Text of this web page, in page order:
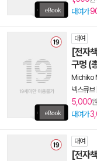
대여가
대여
[전자
구멍 (
Michiko
넥스큐브|
5,000
대여가
대여
[전자